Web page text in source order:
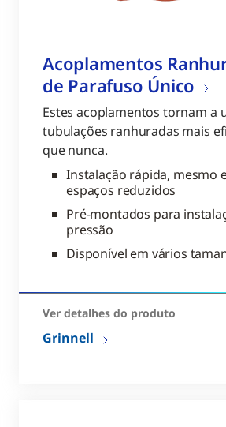
Acoplamentos
de Parafuso Único
Estes acoplamentos tornam a
tubulações ranhuradas mais
que nunca.
Instalação rápida, mesmo
espaços reduzidos
Pré-montados para
pressão
Disponível em vários
Ver detalhes do produto
Grinnell